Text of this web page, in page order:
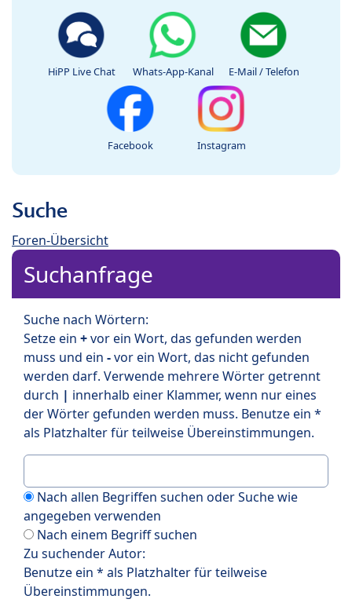
HiPP Live Chat Whats-App-Kanal E-Mail / Telefon
Facebook Instagram
Suche
Foren-Übersicht
Suchanfrage
Suche nach Wörtern:
Setze ein +vor ein Wort, das gefunden werden
muss und ein -vor ein Wort, das nicht gefunden
werden darf. Verwende mehrere Wörter getrennt
durch | innerhalb einer Klammer, wenn nur eines
der Wörter gefunden werden muss. Benutze ein *
als Platzhalter für teilweise Übereinstimmungen.
Nach allen Begriffen suchen oder Suche wie
angegeben verwenden
Nach einem Begriff suchen
Zu suchender Autor:
Benutze ein * als Platzhalter für teilweise
Übereinstimmungen.